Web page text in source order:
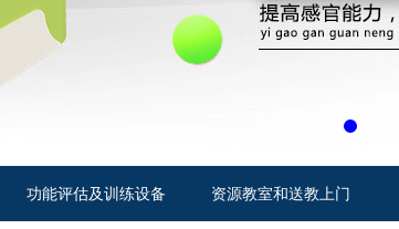
功能评估及训练设备 资源教室和送教上门